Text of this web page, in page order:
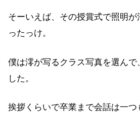
そーいえば、その授賞式で照明
ったっけ。
僕は澪が写るクラス写真を選んで
した。
挨拶くらいで卒業まで会話は一つ